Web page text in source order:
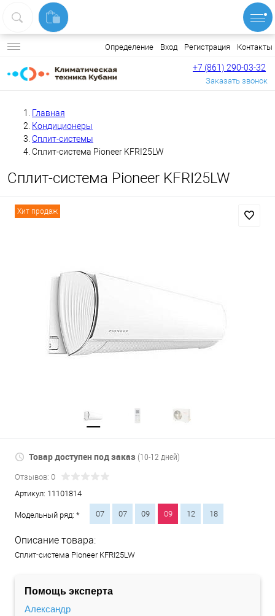
Определение Вход Регистрация Контакты
+7 (861) 290-03-32
Заказать звонок
Главная
Кондиционеры
Сплит-системы
Сплит-система Pioneer KFRI25LW
Сплит-система Pioneer KFRI25LW
Хит продаж
Товар доступен под заказ (10-12 дней)
Отзывов: 0
Артикул: 11101814
Модельный ряд: * 07 07 09 09 12 18
Описание товара:
Сплит-система Pioneer KFRI25LW
Помощь эксперта
Александр